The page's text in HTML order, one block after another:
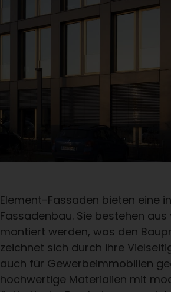
Element-Fassaden bieten eine
Fassadenbau. Sie bestehen
montiert werden, was den
zeichnet sich durch ihre
auch für Gewerbeimmobilien
hochwertige Materialien mit